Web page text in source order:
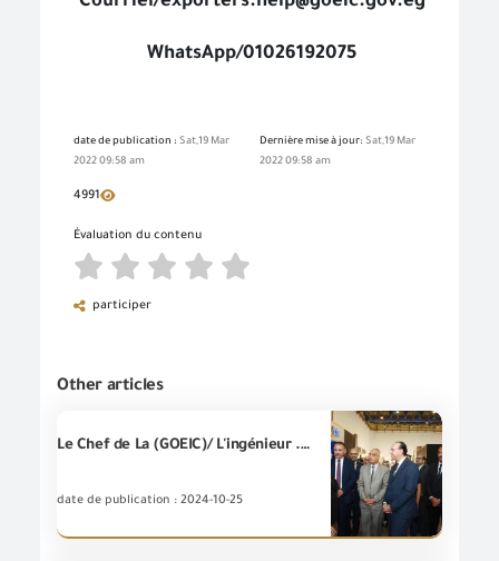
WhatsApp/01026192075
date de publication : Sat,19 Mar
2022 09:58 am
Dernière mise à jour: Sat,19 Mar
2022 09:58 am
4991
Évaluation du contenu
participer
Other articles
Le Chef de La (GOEIC)/ L'ingénieur .Essam El-Naggar et le Chef/ de « l'Autorité des Expositions et des Conférences » Le Général .Sherif Al-Mawardy inaugurent l'Exposition « COVEREX » pour les textiles, l'ameublement et les tapis
date de publication : 2024-10-25